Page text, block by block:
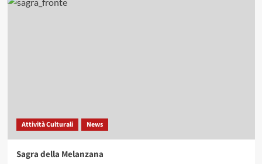
Attività Culturali News
Sagra della Melanzana